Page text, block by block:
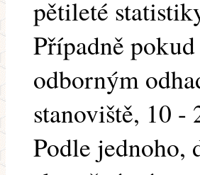
pětileté
Případně
odborným
stanoviště, 10 -
Podle jednoho,